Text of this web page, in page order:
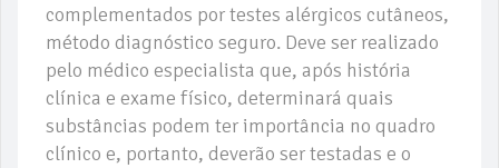
complementados por testes alérgicos cutâneos,
método diagnóstico seguro. Deve ser realizado
pelo médico especialista que, após história
clínica e exame físico, determinará quais
substâncias podem ter importância no quadro
clínico e, portanto, deverão ser testadas e o